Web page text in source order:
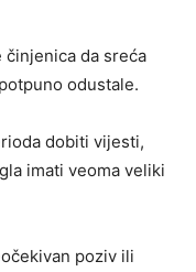
da sreća
odustale.
dobiti vijesti,
imati veoma veliki
poziv ili